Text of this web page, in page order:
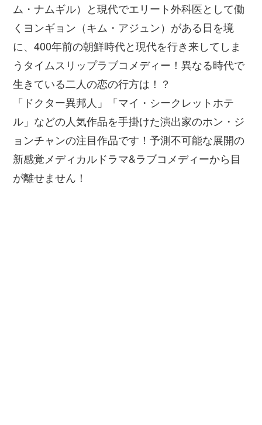
ム・ナムギル）と現代でエリート外科医として働
くヨンギョン（キム・アジュン）がある日を境
に、400年前の朝鮮時代と現代を行き来してしま
うタイムスリップラブコメディー！異なる時代で
生きている二人の恋の行方は！？
「ドクター異邦人」「マイ・シークレットホテ
ル」などの人気作品を手掛けた演出家のホン・ジ
ョンチャンの注目作品です！予測不可能な展開の
新感覚メディカルドラマ&ラブコメディーから目
が離せません！